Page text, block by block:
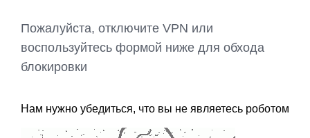
Пожалуйста, отключите VPN или
воспользуйтесь формой ниже для обхода
блокировки
Нам нужно убедиться, что вы не являетесь роботом